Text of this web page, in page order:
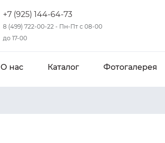
+7 (925) 144-64-73
8 (499) 722-00-22 - Пн-Пт с 08-00
до 17-00
О нас Каталог Фотогалерея